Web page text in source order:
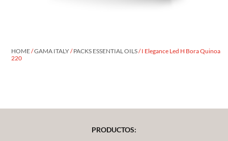
HOME/GAMA ITALY/PACKS ESSENTIAL OILS/ I Elegance Led H Bora Quinoa
220
PRODUCTOS: